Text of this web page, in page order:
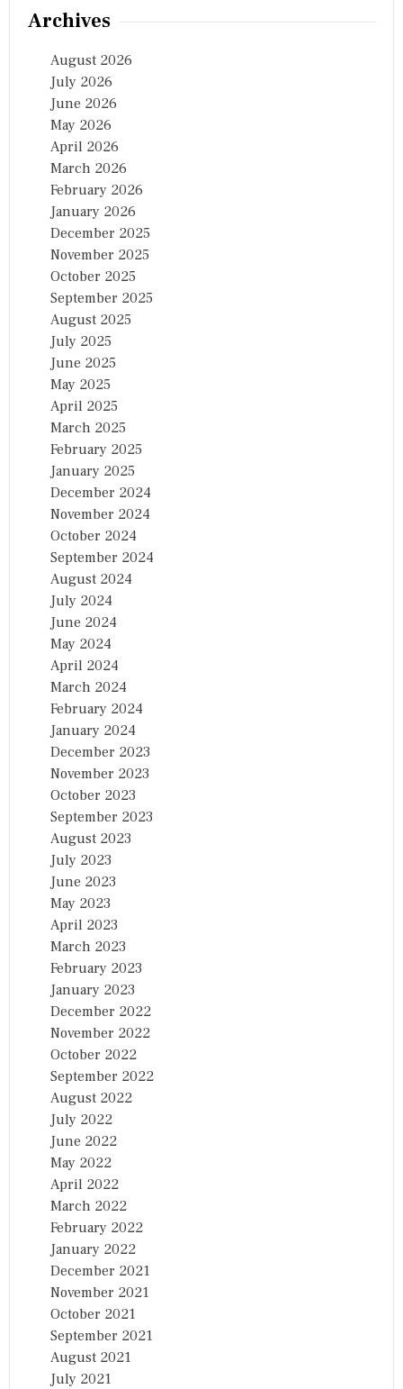
Archives
August 2026
July 2026
June 2026
May 2026
April 2026
March 2026
February 2026
January 2026
December 2025
November 2025
October 2025
September 2025
August 2025
July 2025
June 2025
May 2025
April 2025
March 2025
February 2025
January 2025
December 2024
November 2024
October 2024
September 2024
August 2024
July 2024
June 2024
May 2024
April 2024
March 2024
February 2024
January 2024
December 2023
November 2023
October 2023
September 2023
August 2023
July 2023
June 2023
May 2023
April 2023
March 2023
February 2023
January 2023
December 2022
November 2022
October 2022
September 2022
August 2022
July 2022
June 2022
May 2022
April 2022
March 2022
February 2022
January 2022
December 2021
November 2021
October 2021
September 2021
August 2021
July 2021